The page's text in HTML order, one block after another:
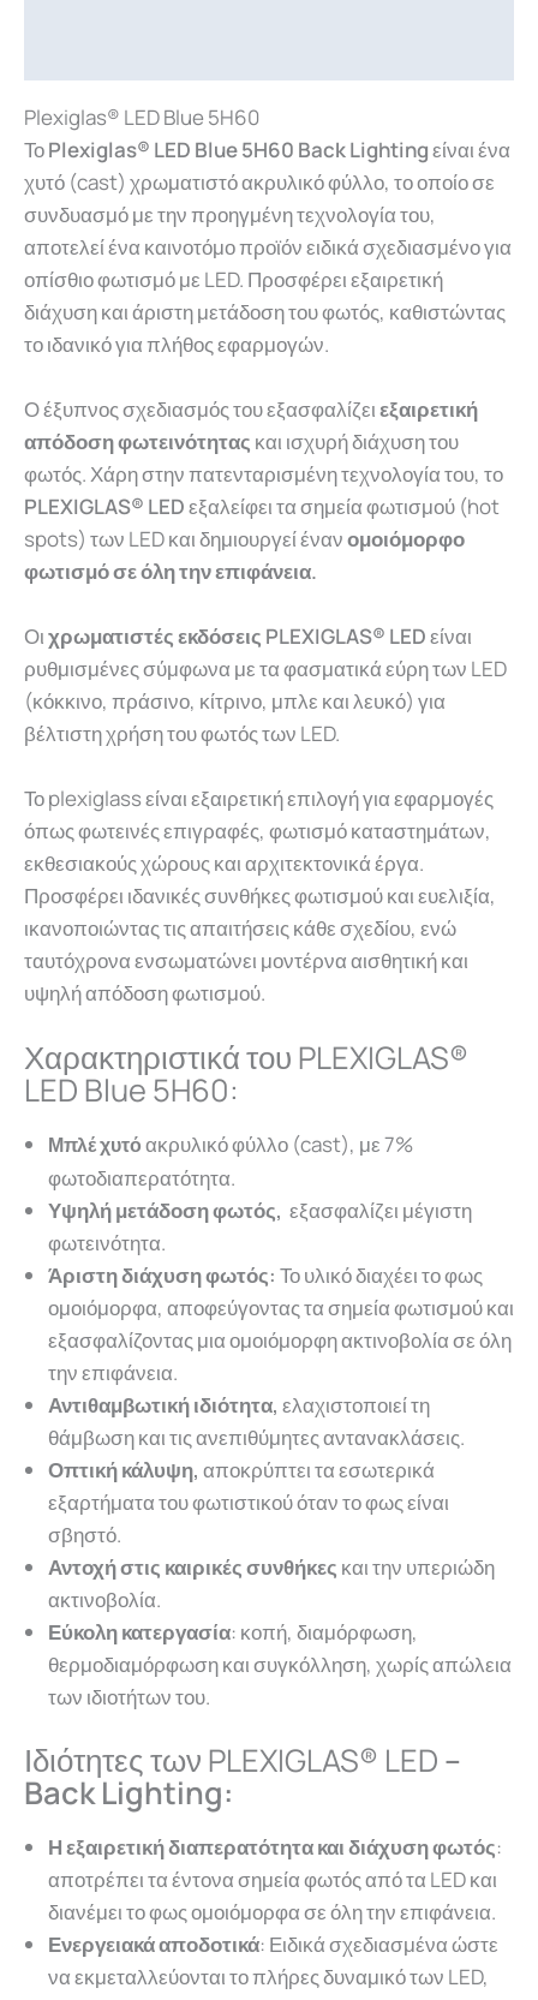
Plexiglas® LED Blue 5H60
ΤοPlexiglas® LED Blue 5H60 Back Lightingείναι ένα
χυτό (cast) χρωματιστό ακρυλικό φύλλο, το οποίο σε
συνδυασμό με την προηγμένη τεχνολογία του,
αποτελεί ένα καινοτόμο προϊόν ειδικά σχεδιασμένο για
οπίσθιο φωτισμό με LED. Προσφέρει εξαιρετική
διάχυση και άριστη μετάδοση του φωτός, καθιστώντας
το ιδανικό για πλήθος εφαρμογών.
Ο έξυπνος σχεδιασμός του εξασφαλίζειεξαιρετική
απόδοση φωτεινότητας και ισχυρή διάχυση του
φωτός. Χάρη στην πατενταρισμένη τεχνολογία του, το
PLEXIGLAS® LEDεξαλείφει τα σημεία φωτισμού (hot
spots) των LED και δημιουργεί ένανομοιόμορφο
φωτισμό σε όλη την επιφάνεια.
Οιχρωματιστές εκδόσεις PLEXIGLAS® LEDείναι
ρυθμισμένες σύμφωνα με τα φασματικά εύρη των LED
(κόκκινο, πράσινο, κίτρινο, μπλε και λευκό) για
βέλτιστη χρήση του φωτός των LED.
Το plexiglass είναι εξαιρετική επιλογή για εφαρμογές
όπως φωτεινές επιγραφές, φωτισμό καταστημάτων,
εκθεσιακούς χώρους και αρχιτεκτονικά έργα.
Προσφέρει ιδανικές συνθήκες φωτισμού και ευελιξία,
ικανοποιώντας τις απαιτήσεις κάθε σχεδίου, ενώ
ταυτόχρονα ενσωματώνει μοντέρνα αισθητική και
υψηλή απόδοση φωτισμού.
Χαρακτηριστικά του PLEXIGLAS®
LED Blue 5H60:
Μπλέ χυτόακρυλικό φύλλο (cast), με 7%
φωτοδιαπερατότητα.
Υψηλή μετάδοση φωτός, εξασφαλίζει μέγιστη
φωτεινότητα.
Άριστη διάχυση φωτός: Το υλικό διαχέει το φως
ομοιόμορφα, αποφεύγοντας τα σημεία φωτισμού και
εξασφαλίζοντας μια ομοιόμορφη ακτινοβολία σε όλη
την επιφάνεια.
Αντιθαμβωτική ιδιότητα, ελαχιστοποιεί τη
θάμβωση και τις ανεπιθύμητες αντανακλάσεις.
Οπτική κάλυψη, αποκρύπτει τα εσωτερικά
εξαρτήματα του φωτιστικού όταν το φως είναι
σβηστό.
Αντοχή στις καιρικές συνθήκες και την υπεριώδη
ακτινοβολία.
Εύκολη κατεργασία: κοπή, διαμόρφωση,
θερμοδιαμόρφωση και συγκόλληση, χωρίς απώλεια
των ιδιοτήτων του.
Ιδιότητες των PLEXIGLAS® LED –
Back Lighting:
Η εξαιρετική διαπερατότητα και διάχυση φωτός:
αποτρέπει τα έντονα σημεία φωτός από τα LED και
διανέμει το φως ομοιόμορφα σε όλη την επιφάνεια.
Ενεργειακά αποδοτικά: Ειδικά σχεδιασμένα ώστε
να εκμεταλλεύονται το πλήρες δυναμικό των LED,